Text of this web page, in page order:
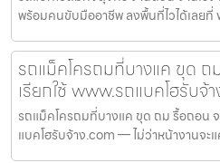
พร้อมคนขับมืออาชีพ ลงพื้นที่ไวได้เลยที่
รถแม็คโครถมที่บางแค ขุด ถ
เรียกใช้ www.รถแบคโฮรับจ้
รถแม็คโครถมที่บางแค ขุด ถม รื้อถอน จ
แบคโฮรับจ้าง.com — ไม่ว่าหน้างานจะ